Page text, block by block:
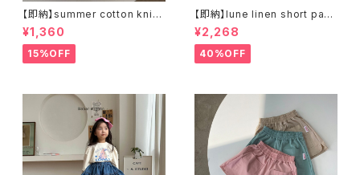
【即納】summer cotton knit
pants ショートパンツ ブルマ
¥1,360
15%OFF
【即納】lune linen short pant
s リネンショートパンツ
¥2,268
40%OFF